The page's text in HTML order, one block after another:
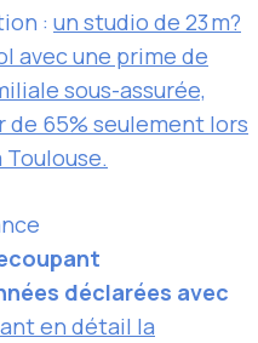
: un studio de 23 m?
avec une prime de
sous-assurée,
de 65% seulement lors
Toulouse.
déclarées avec
en détail la